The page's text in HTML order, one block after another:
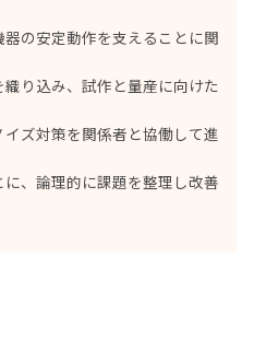
の安定動作を支えることに関
り込み、試作と量産に向けた
ズ対策を関係者と協働して進
、論理的に課題を整理し改善